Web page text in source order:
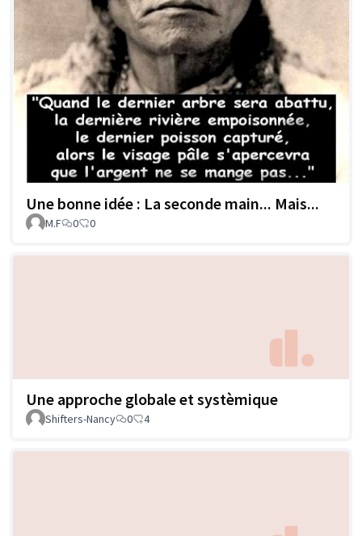
Une bonne idée : La seconde main... Mais...
M.F 0 0
Une approche globale et systèmique
Shifters-Nancy 0 4